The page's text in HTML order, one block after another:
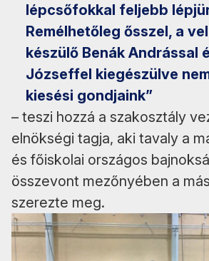
lépcsőfokkal feljebb
Remélhetőleg ősszel, a
készülő Benák Andrással
Józseffel kiegészülve
kiesési gondjaink”
– teszi hozzá a szakosztály
elnökségi tagja, aki tavaly a
és főiskolai országos
összevont mezőnyében a
szerezte meg.